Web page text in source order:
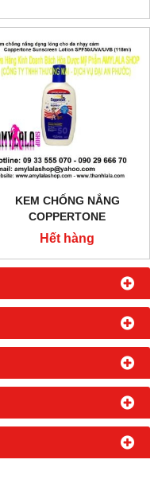
KEM CHỐNG NẮNG
COPPERTONE
ULTRAGUARD™ SPF50
UVA/UVB 118ML (MADE IN
Hết hàng